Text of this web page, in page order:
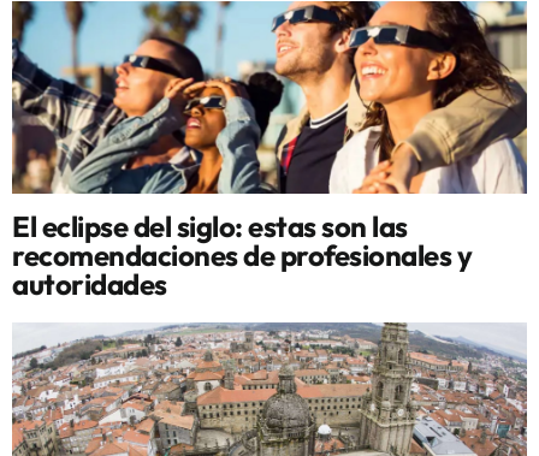
El eclipse del siglo: estas son las
recomendaciones de profesionales y
autoridades